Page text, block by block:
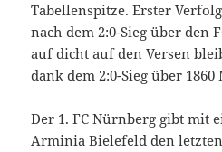
Tabellenspitze. Erster
nach dem 2:0-Sieg über den
auf dicht auf den Versen
dank dem 2:0-Sieg über 1860
Der 1. FC Nürnberg gibt mit
Arminia Bielefeld den